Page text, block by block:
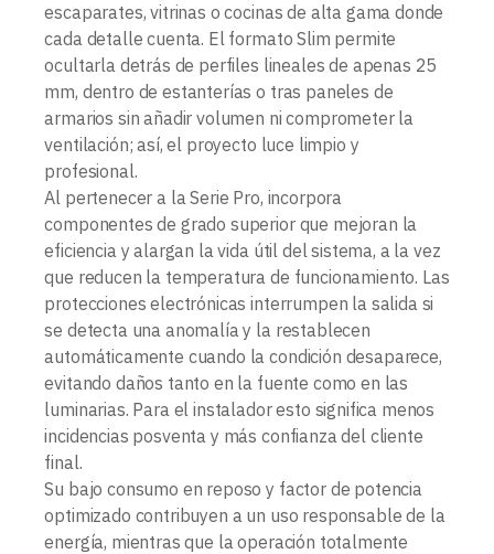
escaparates, vitrinas o cocinas de alta gama donde
cada detalle cuenta. El formato Slim permite
ocultarla detrás de perfiles lineales de apenas 25
mm, dentro de estanterías o tras paneles de
armarios sin añadir volumen ni comprometer la
ventilación; así, el proyecto luce limpio y
profesional.
Al pertenecer a la Serie Pro, incorpora
componentes de grado superior que mejoran la
eficiencia y alargan la vida útil del sistema, a la vez
que reducen la temperatura de funcionamiento. Las
protecciones electrónicas interrumpen la salida si
se detecta una anomalía y la restablecen
automáticamente cuando la condición desaparece,
evitando daños tanto en la fuente como en las
luminarias. Para el instalador esto significa menos
incidencias posventa y más confianza del cliente
final.
Su bajo consumo en reposo y factor de potencia
optimizado contribuyen a un uso responsable de la
energía, mientras que la operación totalmente